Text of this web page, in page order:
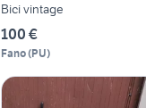
Bici vintage
100 €
Fano(PU)